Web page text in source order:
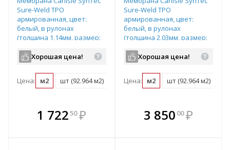
Sure-Weld TPO
армированная, цвет:
белый, в рулонах
(толщина 1,14мм, размер:
арт.300428
Хорошая цена!
Цена: м2 шт (92.964 м2)
1 72250 ₽
В комплекте
всегда выгоднее!
Sure-Weld TPO
армированная, цвет:
белый, в рулонах
(толщина 2,03мм, размер:
арт.308642
Хорошая цена!
Цена: м2 шт (92.964 м2)
В комплекте
всегда выгоднее!
3 850 00 ₽